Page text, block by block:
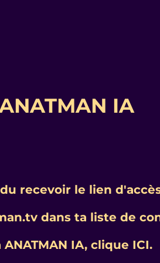
IA
recevoir le lien
dans ta liste de
IA, clique ICI.